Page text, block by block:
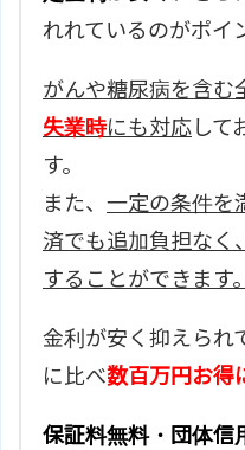
れれているのがポイ
がんや糖尿病を含む
失業時にも対応して
す。
また、 一定の条件を
済でも追加負担なく
することができます。
金利が安く抑えられ
に比べ数百万円お得
保証料無料・団体信